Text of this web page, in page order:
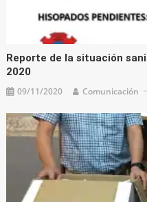
Reporte de la situación
2020
09/11/2020 Comunicación